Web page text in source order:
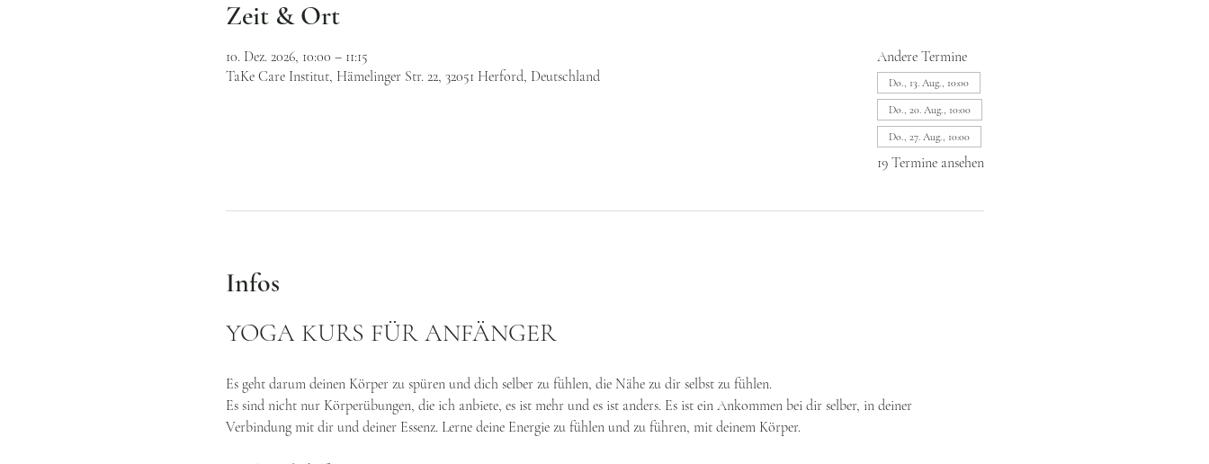
Zeit & Ort
10. Dez. 2026, 10:00 – 11:15
TaKe Care Institut, Hämelinger Str. 22, 32051 Herford, Deutschland
Andere Termine
Do., 13. Aug., 10:00
Do., 20. Aug., 10:00
Do., 27. Aug., 10:00
19 Termine ansehen
Infos
YOGA KURS FÜR ANFÄNGER
Es geht darum deinen Körper zu spüren und dich selber zu fühlen, die Nähe zu dir selbst zu fühlen.
Es sind nicht nur Körperübungen, die ich anbiete, es ist mehr und es ist anders. Es ist ein Ankommen bei dir selber, in deiner
Verbindung mit dir und deiner Essenz. Lerne deine Energie zu fühlen und zu führen, mit deinem Körper.